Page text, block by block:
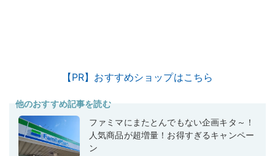
【PR】おすすめショップはこちら
他のおすすめ記事を読む
ファミマにまたとんでもない企画キタ～！
人気商品が超増量！お得すぎるキャンペー
ン